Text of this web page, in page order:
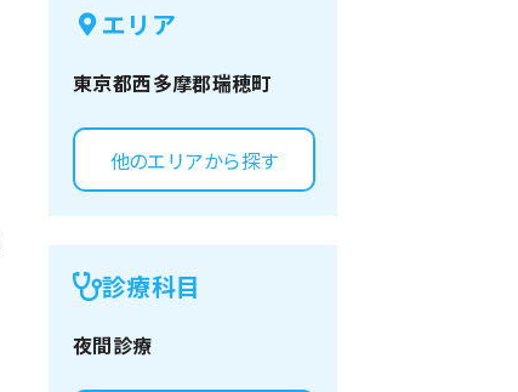
エリア
東京都西多摩郡瑞穂町
他のエリアから探す
診療科目
夜間診療